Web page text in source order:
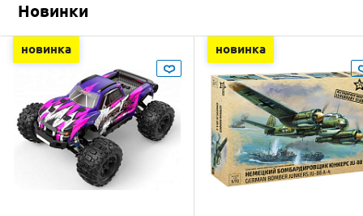
Новинки
новинка новинка